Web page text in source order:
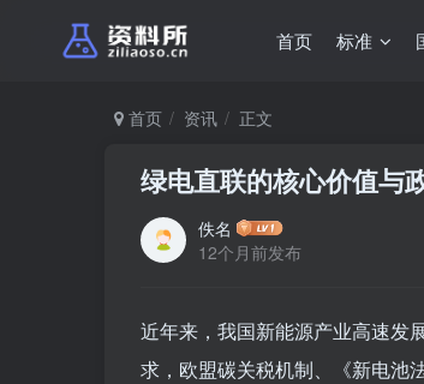
首页 标准
首页 资讯 正文
绿电直联的核心价值与
佚名
12个月前发布
近年来，我国新能源产业高速发
求，欧盟碳关税机制、《新电池